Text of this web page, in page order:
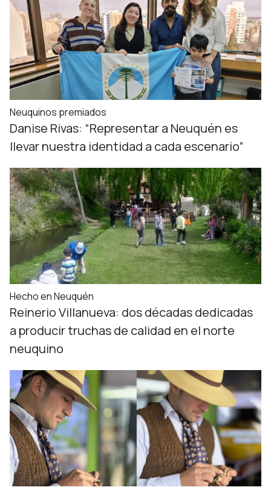
Neuquinos premiados
Danise Rivas: “Representar a Neuquén es
llevar nuestra identidad a cada escenario”
Hecho en Neuquén
Reinerio Villanueva: dos décadas dedicadas
a producir truchas de calidad en el norte
neuquino